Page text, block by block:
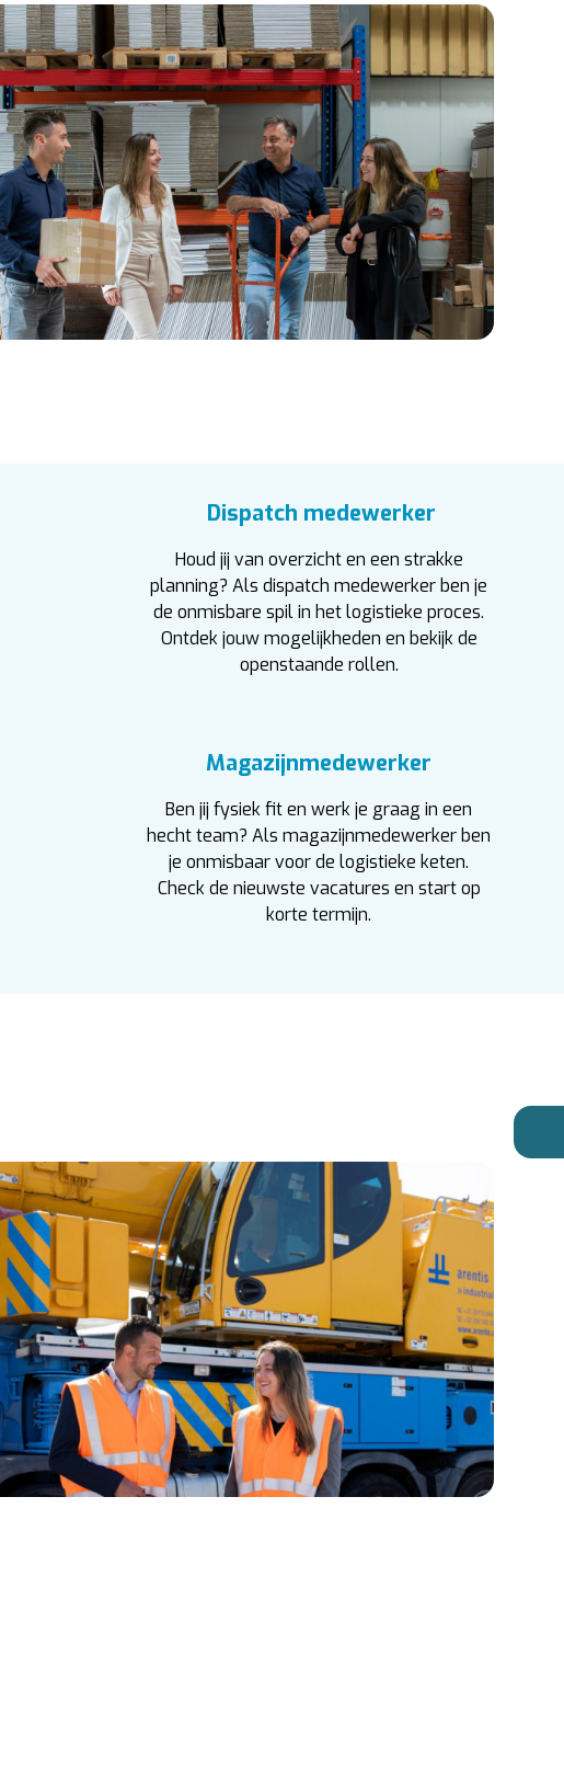
Dispatch medewerker
Houd jij van overzicht en een strakke
planning? Als dispatch medewerker ben je
de onmisbare spil in het logistieke proces.
Ontdek jouw mogelijkheden en bekijk de
openstaande rollen.
Magazijnmedewerker
Ben jij fysiek fit en werk je graag in een
hecht team? Als magazijnmedewerker ben
je onmisbaar voor de logistieke keten.
Check de nieuwste vacatures en start op
korte termijn.